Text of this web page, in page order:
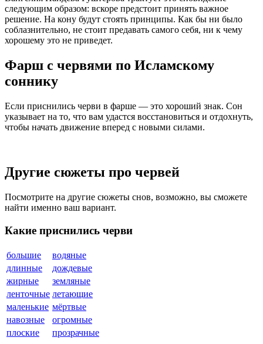
следующим образом: вскоре предстоит принять важное
решение. На кону будут стоять принципы. Как бы ни было
соблазнительно, не стоит предавать самого себя, ни к чему
хорошему это не приведет.
Фарш с червями по Исламскому
соннику
Если приснились черви в фарше — это хороший знак. Сон
указывает на то, что вам удастся восстановиться и отдохнуть,
чтобы начать движение вперед с новыми силами.
Другие сюжеты про червей
Посмотрите на другие сюжеты снов, возможно, вы сможете
найти именно ваш вариант.
Какие приснились черви
большие
водяные
длинные
дождевые
жирные
земляные
ленточные летающие
маленькие мёртвые
навозные
огромные
плоские
прозрачные